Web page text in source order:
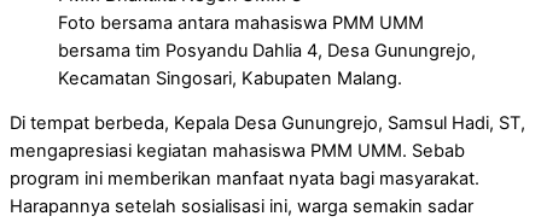
Foto bersama antara mahasiswa PMM UMM
bersama tim Posyandu Dahlia 4, Desa Gunungrejo,
Kecamatan Singosari, Kabupaten Malang.
Di tempat berbeda, Kepala Desa Gunungrejo, Samsul Hadi, ST,
mengapresiasi kegiatan mahasiswa PMM UMM. Sebab
program ini memberikan manfaat nyata bagi masyarakat.
Harapannya setelah sosialisasi ini, warga semakin sadar